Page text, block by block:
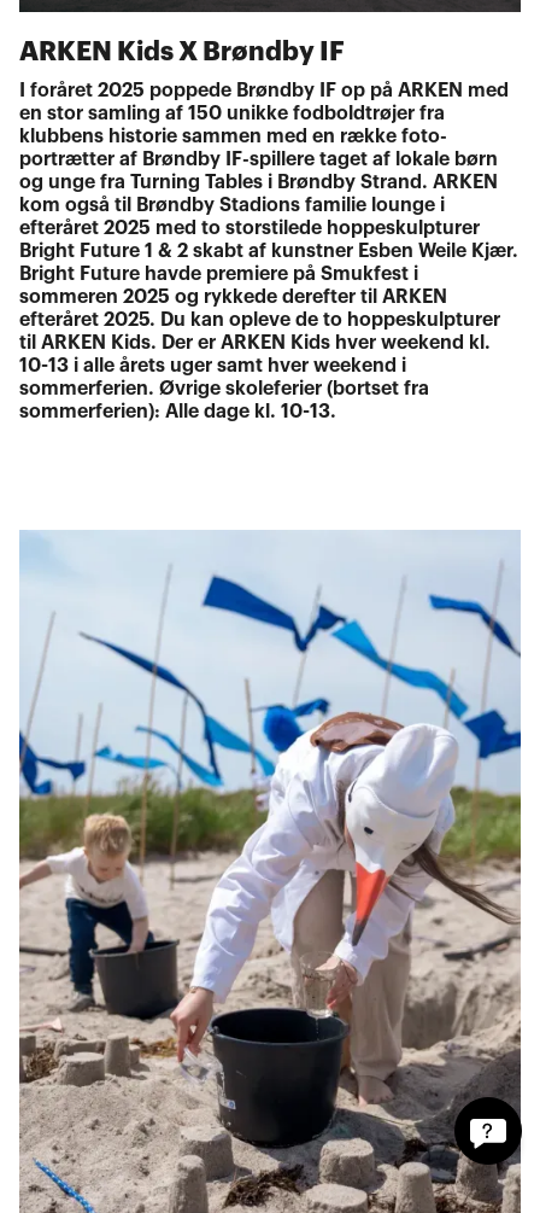
ARKEN Kids X Brøndby IF
I foråret 2025 poppede Brøndby IF op på ARKEN med
en stor samling af 150 unikke fodboldtrøjer fra
klubbens historie sammen med en række foto-
portrætter af Brøndby IF-spillere taget af lokale børn
og unge fra Turning Tables i Brøndby Strand. ARKEN
kom også til Brøndby Stadions familie lounge i
efteråret 2025 med to storstilede hoppeskulpturer
Bright Future 1 & 2 skabt af kunstner Esben Weile Kjær.
Bright Future havde premiere på Smukfest i
sommeren 2025 og rykkede derefter til ARKEN
efteråret 2025. Du kan opleve de to hoppeskulpturer
til ARKEN Kids. Der er ARKEN Kids hver weekend kl.
10-13 i alle årets uger samt hver weekend i
sommerferien. Øvrige skoleferier (bortset fra
sommerferien): Alle dage kl. 10-13.